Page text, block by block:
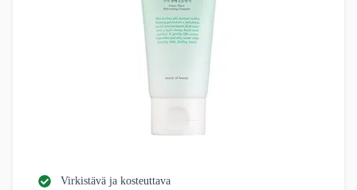
Virkistävä ja kosteuttava